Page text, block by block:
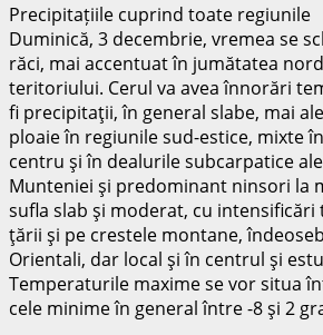
Precipitațiile cuprind toate regiunile
Duminică, 3 decembrie, vremea se
răci, mai accentuat în jumătatea
teritoriului. Cerul va avea înnorări
fi precipitaţii, în general slabe, mai
ploaie în regiunile sud-estice, mixte
centru şi în dealurile subcarpatice
Munteniei şi predominant ninsori la
sufla slab şi moderat, cu
ţării şi pe crestele montane,
Orientali, dar local şi în centrul şi
Temperaturile maxime se vor situa
cele minime în general între -8 şi 2